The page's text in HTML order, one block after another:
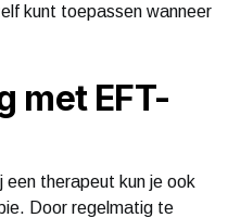
kunt toepassen wanneer
met EFT-
een therapeut kun je ook
Door regelmatig te